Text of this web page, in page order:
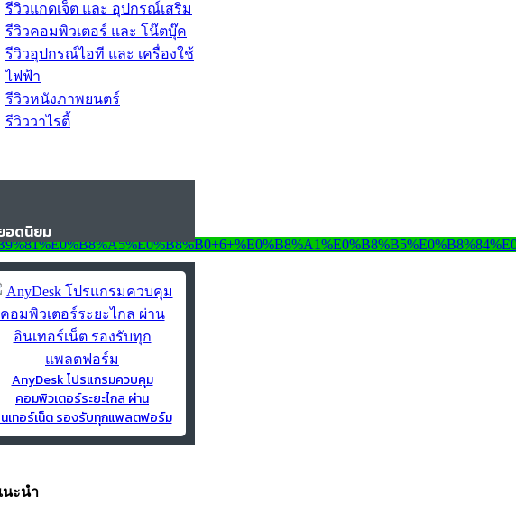
รีวิวแกดเจ็ต และ อุปกรณ์เสริม
รีวิวคอมพิวเตอร์ และ โน๊ตบุ๊ค
รีวิวอุปกรณ์ไอที และ เครื่องใช้
ไฟฟ้า
รีวิวหนังภาพยนตร์
รีวิววาไรตี้
อดนิยม
AnyDesk โปรแกรมควบคุม
คอมพิวเตอร์ระยะไกล ผ่าน
เทอร์เน็ต รองรับทุกแพลตฟอร์ม
นะนำ